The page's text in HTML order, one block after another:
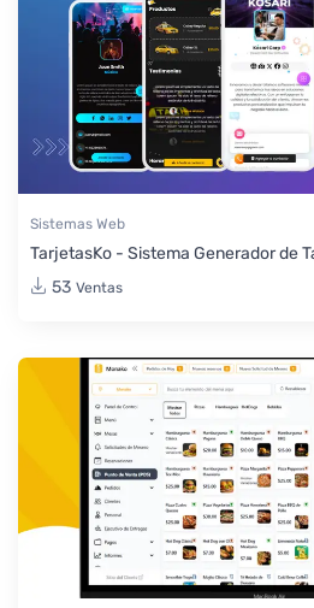
Sistemas Web
TarjetasKo - Sistema Generador de
53 Ventas